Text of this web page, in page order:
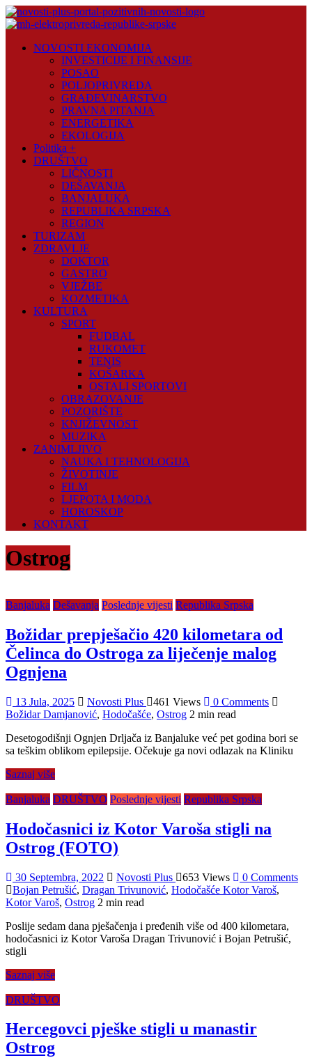
Skip
to
Plus
NOVOSTI EKONOMIJA
INVESTICIJE I FINANSIJE
POSAO
POLJOPRIVREDA
GRAĐEVINARSTVO
PRAVNA PITANJA
ENERGETIKA
EKOLOGIJA
Politika +
DRUŠTVO
LIČNOSTI
DEŠAVANJA
BANJALUKA
REPUBLIKA SRPSKA
REGION
TURIZAM
ZDRAVLJE
DOKTOR
GASTRO
VJEŽBE
KOZMETIKA
KULTURA
SPORT
FUDBAL
RUKOMET
TENIS
KOŠARKA
OSTALI SPORTOVI
OBRAZOVANJE
POZORIŠTE
KNJIŽEVNOST
MUZIKA
ZANIMLJIVO
NAUKA I TEHNOLOGIJA
ŽIVOTINJE
FILM
LJEPOTA I MODA
HOROSKOP
KONTAKT
Ostrog
Banjaluka Dešavanja Poslednje vijesti Republika Srpska
Božidar prepješačio 420 kilometara od
Čelinca do Ostroga za liječenje malog
Ognjena
13 Jula, 2025 Novosti Plus 461 Views
0 Comments
Božidar Damjanović, Hodočašće, Ostrog 2 min read
Desetogodišnji Ognjen Drljača iz Banjaluke već pet godina bori se
sa teškim oblikom epilepsije. Očekuje ga novi odlazak na Kliniku
Saznaj više
Banjaluka DRUŠTVO Poslednje vijesti Republika Srpska
Hodočasnici iz Kotor Varoša stigli na
Ostrog (FOTO)
30 Septembra, 2022 Novosti Plus 653 Views
0 Comments
Bojan Petrušić, Dragan Trivunović, Hodočašće Kotor Varoš,
Kotor Varoš, Ostrog 2 min read
Poslije sedam dana pješačenja i pređenih više od 400 kilometara,
hodočasnici iz Kotor Varoša Dragan Trivunović i Bojan Petrušić,
stigli
Saznaj više
DRUŠTVO
Hercegovci pješke stigli u manastir
Ostrog